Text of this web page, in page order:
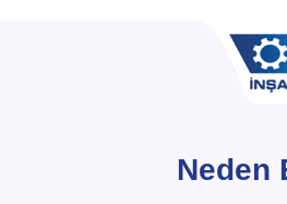
Neden